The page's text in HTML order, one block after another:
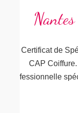
Le Certificat de
CAP
professionnelle